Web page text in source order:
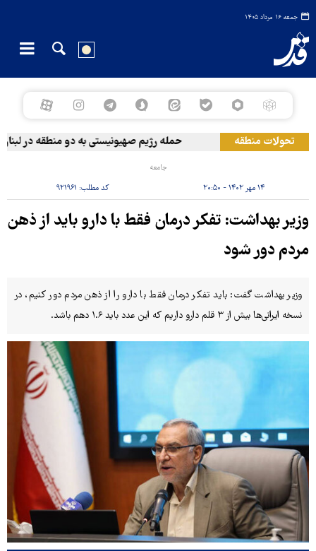
جمعه ۱۶ مرداد ۱۴۰۵
تحولات منطقه حمله رژیم صهیونیستی به دو منطقه در لبنان
جامعه
۱۴ مهر ۱۴۰۲ - ۲۰:۵۰ کد مطلب: ۹۲۱۹۶۱
وزیر بهداشت: تفکر درمان فقط با دارو باید از ذهن
مردم دور شود
وزیر بهداشت گفت: باید تفکر درمان فقط با دارو را از ذهن مردم دور کنیم، در
نسخه ایرانی‌ها بیش از ۳ قلم دارو داریم که این عدد باید ۱.۶ دهم باشد.